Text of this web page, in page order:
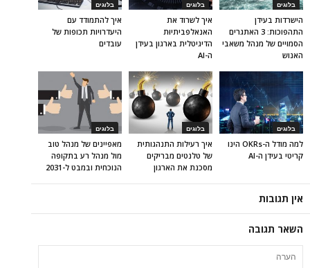
בלוגים
איך להתמודד עם
היעדרויות תכופות של
עובדים
בלוגים
איך לשרוד את
האנאלפביתיוּת
הדיגיטלית בארגון בעידן
ה-AI
בלוגים
הישרדות בעידן
התהפוכות: 3 האתגרים
הסמויים של מנהל משאבי
האנוש
בלוגים
מאפיינים של מנהל טוב
מול מנהל רע בתקופה
הנוכחית ובמבט ל-2031
בלוגים
איך רעילות התנהגותית
של טלנטים מבריקים
מסכנת את הארגון
בלוגים
למה מודל ה-OKRs הינו
קריטי בעידן ה-AI
אין תגובות
השאר תגובה